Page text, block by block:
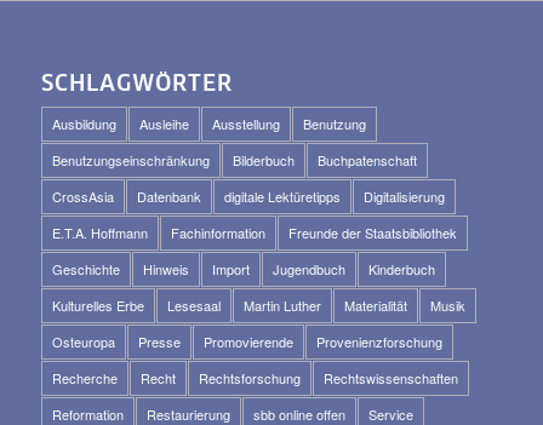
SCHLAGWÖRTER
Ausbildung Ausleihe Ausstellung
Benutzung
Benutzungseinschränkung
Bilderbuch
Buchpatenschaft
CrossAsia
Datenbank digitale Lektüretipps
Digitalisierung
E.T.A. Hoffmann
Fachinformation
Freunde der Staatsbibliothek
Geschichte
Hinweis Import Jugendbuch
Kinderbuch
Kulturelles Erbe
Lesesaal Martin Luther Materialität
Musik
Osteuropa
Presse Promovierende
Provenienzforschung
Recherche
Recht Rechtsforschung
Rechtswissenschaften
Reformation
Restaurierung sbb online offen
Service